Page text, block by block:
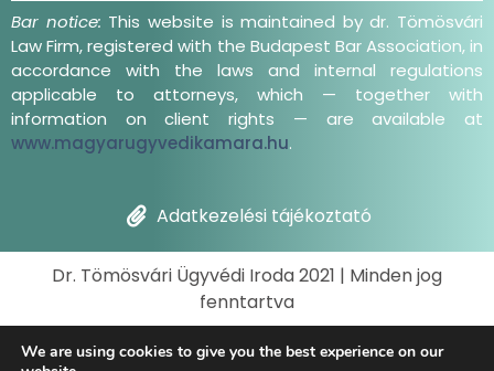
Bar notice: This website is maintained by dr. Tömösvári
Law Firm, registered with the Budapest Bar Association, in
accordance with the laws and internal regulations
applicable to attorneys, which — together with
information on client rights — are available at
www.magyarugyvedikamara.hu.
Adatkezelési tájékoztató
Dr. Tömösvári Ügyvédi Iroda 2021 | Minden jog
fenntartva
We are using cookies to give you the best experience on our